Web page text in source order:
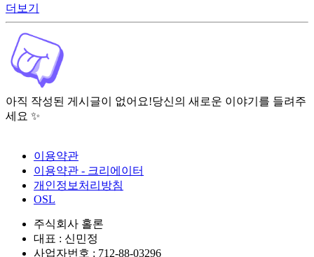
더보기
아직 작성된 게시글이 없어요!당신의 새로운 이야기를 들려주
세요 ✨
이용약관
이용약관 - 크리에이터
개인정보처리방침
OSL
주식회사 홀론
대표 : 신민정
사업자번호 : 712-88-03296